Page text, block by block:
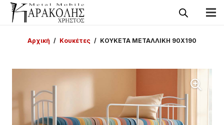
Αρχική / Κουκέτες / ΚΟΥΚΕΤΑ ΜΕΤΑΛΛΙΚΗ 90Χ190